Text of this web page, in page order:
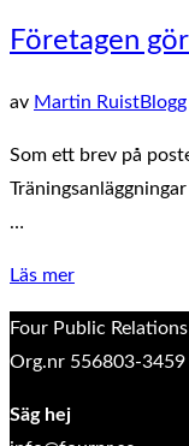
Företagen
av Martin RuistBlogg
Som ett brev på
…
Läs mer”Företagen
gör
Four Public
Org.nr 556803-3459
Säg hej